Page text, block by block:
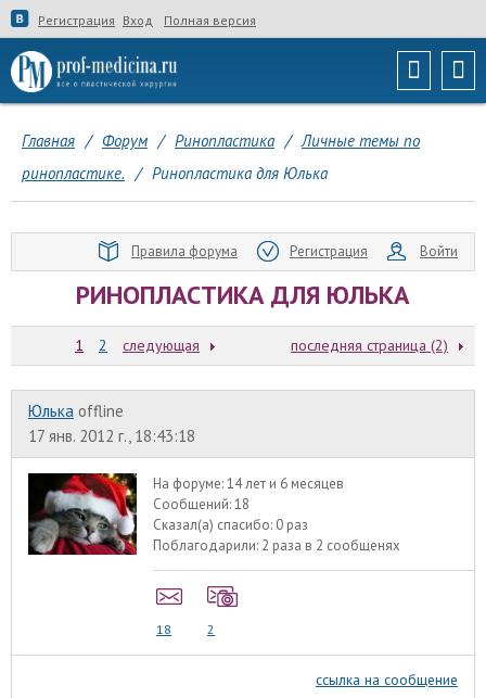
Регистрация Вход Полная версия
Главная / Форум / Ринопластика / Личные темы по
ринопластике. / Ринопластика для Юлька
Правила форума Регистрация Войти
РИНОПЛАСТИКА ДЛЯ ЮЛЬКА
1 2 следующая последняя страница (2)
Юлька offline
17 янв. 2012 г., 18:43:18
На форуме:14 лет и 6 месяцев
Сообщений:18
Сказал(а) спасибо: 0 раз
Поблагодарили: 2 раза в 2 сообщенях
18 2
ссылка на сообщение